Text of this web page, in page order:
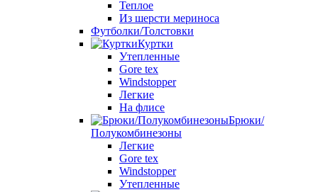
Теплое
Из шерсти мериноса
Футболки/Толстовки
Куртки
Утепленные
Gore tex
Windstopper
Легкие
На флисе
Брюки/
Полукомбинезоны
Легкие
Gore tex
Windstopper
Утепленные